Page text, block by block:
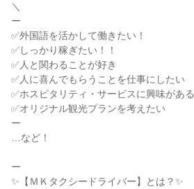
＼
ー
✅外国語を活かして働きたい！
✅しっかり稼ぎたい！！
✅人と関わることが好き
✅人に喜んでもらうことを仕事にしたい
✅ホスピタリティ・サービスに興味がある
✅オリジナル観光プランを考えたい
ー
…など！
ー
✨【ＭＫタクシードライバー】とは？✨